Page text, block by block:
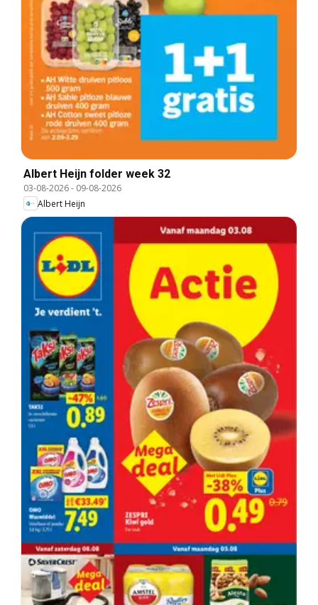
Albert Heijn folder week 32
03-08-2026- 09-08-2026
Albert Heijn